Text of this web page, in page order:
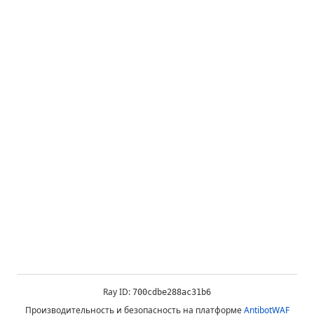
Ray ID: 700cdbe288ac31b6
Производительность и безопасность на платформеAntibotWAF